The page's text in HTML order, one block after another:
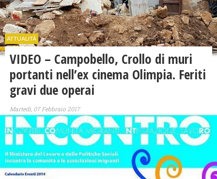
ATTUALITÀ
VIDEO – Campobello, Crollo di muri
portanti nell’ex cinema Olimpia. Feriti
gravi due operai
Martedì, 07 Febbraio 2017